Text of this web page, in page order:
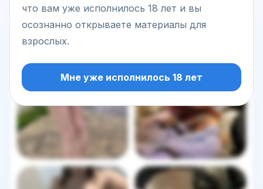
что вам уже исполнилось 18 лет и вы
осознанно открываете материалы для
взрослых.
Мне уже исполнилось 18 лет